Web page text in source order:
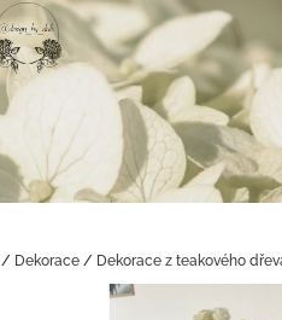
Domů
/ Dekorace / Dekorace z teakového